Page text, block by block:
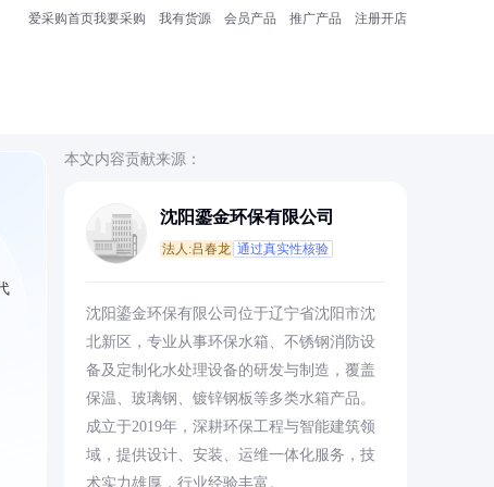
爱采购首页我要采购 我有货源 会员产品 推广产品 注册开店
本文内容贡献来源：
沈阳鎏金环保有限公司
法人:吕春龙 通过真实性核验
沈阳鎏金环保有限公司位于辽宁省沈阳市沈
北新区，专业从事环保水箱、不锈钢消防设
备及定制化水处理设备的研发与制造，覆盖
保温、玻璃钢、镀锌钢板等多类水箱产品。
成立于2019年，深耕环保工程与智能建筑领
域，提供设计、安装、运维一体化服务，技
术实力雄厚，行业经验丰富。